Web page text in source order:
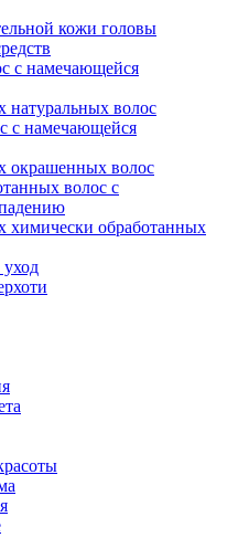
кожи головы
с намечающейся
натуральных волос
с намечающейся
окрашенных волос
волос с
химически обработанных